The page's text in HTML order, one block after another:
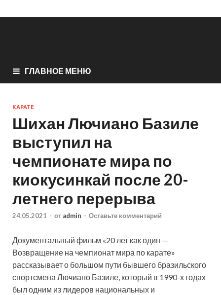
ГЛАВНОЕ МЕНЮ
КАРАТЕ
Шихан Лючиано Базиле
выступил на
чемпионате мира по
киокусинкай после 20-
летнего перерыва
24.05.2021 - от admin - Оставьте комментарий
Документальный фильм «20 лет как один —
Возвращение на чемпионат мира по карате»
рассказывает о большом пути бывшего бразильского
спортсмена Лючиано Базиле, который в 1990-х годах
был одним из лидеров национальных и